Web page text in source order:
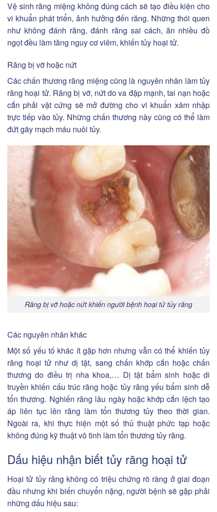
Vệ sinh răng miệng không đúng cách sẽ tạo điều kiện cho
vi khuẩn phát triển, ảnh hưởng đến răng. Những thói quen
như không đánh răng, đánh răng sai cách, ăn nhiều đồ
ngọt đều làm tăng nguy cơ viêm, khiến tủy hoại tử.
Răng bị vỡ hoặc nứt
Các chấn thương răng miệng cũng là nguyên nhân làm tủy
răng hoại tử. Răng bị vỡ, nứt do va đập mạnh, tai nạn hoặc
cắn phải vật cứng sẽ mở đường cho vi khuẩn xâm nhập
trực tiếp vào tủy. Những chấn thương này cũng có thể làm
đứt gãy mạch máu nuôi tủy.
Răng bị vỡ hoặc nứt khiến người bệnh hoại tử tủy răng
Các nguyên nhân khác
Một số yếu tố khác ít gặp hơn nhưng vẫn có thể khiến tủy
răng hoại tử như dị tật, sang chấn khớp cắn hoặc chấn
thương do điều trị nha khoa,… Dị tật bẩm sinh hoặc di
truyền khiến cấu trúc răng hoặc tủy răng yếu bẩm sinh dễ
tổn thương. Nghiến răng lâu ngày hoặc khớp cắn lệch tạo
áp liên tục lên răng làm tổn thương tủy theo thời gian.
Ngoài ra, khi thực hiện một số thủ thuật phức tạp hoặc
không đúng kỹ thuật vô tình làm tổn thương tủy răng.
Dấu hiệu nhận biết tủy răng hoại tử
Hoại tử tủy răng không có triệu chứng rõ ràng ở giai đoạn
đầu nhưng khi biến chuyển nặng, người bệnh sẽ gặp phải
những dấu hiệu sau: